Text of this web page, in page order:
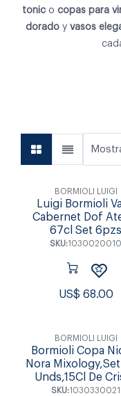
tonico copas para
doradoy vasos
BORMIOLI LUIGI
Luigi Bormioli
Cabernet Dof
67cl Set 6pzs
SKU:1030020010
US$ 68.00
BORMIOLI LUIGI
Bormioli Copa
Nora
Unds,15Cl De
SKU:1030330021